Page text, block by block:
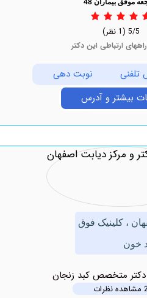
48
این دکتر
نوبت دهی
و آدرس
فوق
کبد زنجان